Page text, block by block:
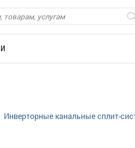
Инверторные канальные сплит-